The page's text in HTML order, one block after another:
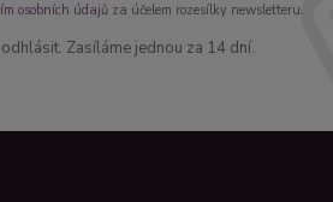
osobních údajůza účelem rozesílky newsletteru.
Zasíláme jednou za 14 dní.